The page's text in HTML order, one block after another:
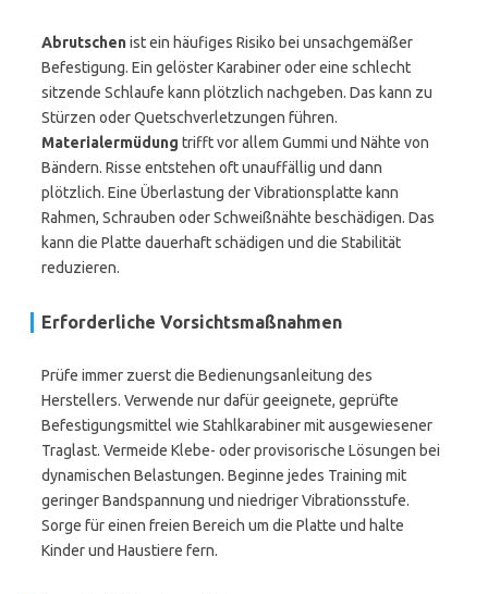
Abrutschenist ein häufiges Risiko bei unsachgemäßer
Befestigung. Ein gelöster Karabiner oder eine schlecht
sitzende Schlaufe kann plötzlich nachgeben. Das kann zu
Stürzen oder Quetschverletzungen führen.
Materialermüdung trifft vor allem Gummi und Nähte von
Bändern. Risse entstehen oft unauffällig und dann
plötzlich. Eine Überlastung der Vibrationsplatte kann
Rahmen, Schrauben oder Schweißnähte beschädigen. Das
kann die Platte dauerhaft schädigen und die Stabilität
reduzieren.
Erforderliche Vorsichtsmaßnahmen
Prüfe immer zuerst die Bedienungsanleitung des
Herstellers. Verwende nur dafür geeignete, geprüfte
Befestigungsmittel wie Stahlkarabiner mit ausgewiesener
Traglast. Vermeide Klebe- oder provisorische Lösungen bei
dynamischen Belastungen. Beginne jedes Training mit
geringer Bandspannung und niedriger Vibrationsstufe.
Sorge für einen freien Bereich um die Platte und halte
Kinder und Haustiere fern.